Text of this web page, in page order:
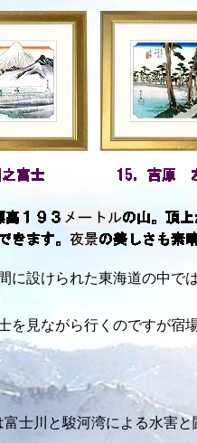
設けられた東海道の中では
を見ながら行くのですが宿
士川と駿河湾による水害